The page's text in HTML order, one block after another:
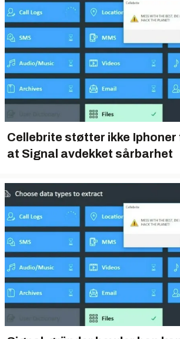
Cellebrite støtter ikke
at Signal avdekket sårbarhet